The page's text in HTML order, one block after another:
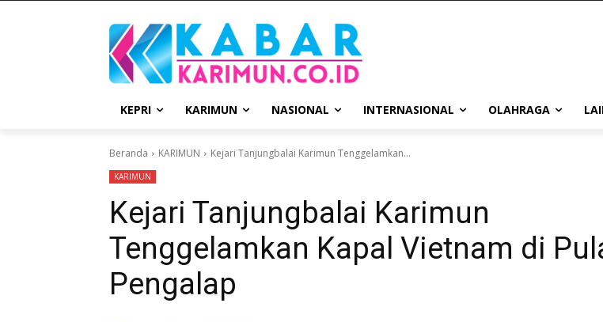
KEPRI KARIMUN NASIONAL INTERNASIONAL OLAHRAGA
Beranda KARIMUN Kejari Tanjungbalai Karimun Tenggelamkan...
KARIMUN
Kejari Tanjungbalai Karimun
Tenggelamkan Kapal Vietnam di
Pengalap